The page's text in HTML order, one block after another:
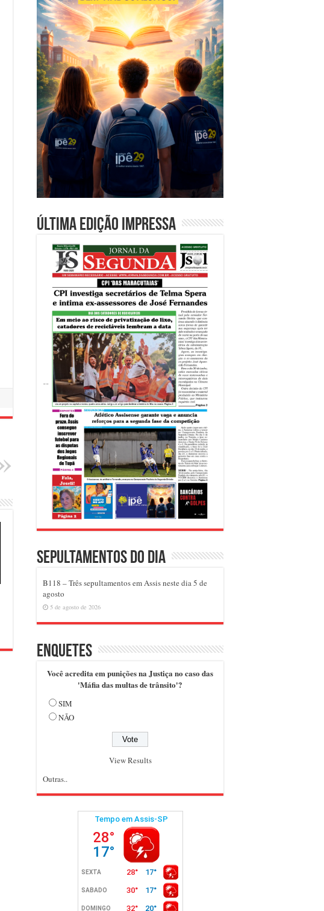
Última edição impressa
Sepultamentos do dia
B118 – Três sepultamentos em Assis neste dia 5 de
agosto
5 de agosto de 2026
Enquetes
Você acredita em punições na Justiça no caso das
'Máfia das multas de trânsito'?
SIM
NÃO
View Results
Outras..